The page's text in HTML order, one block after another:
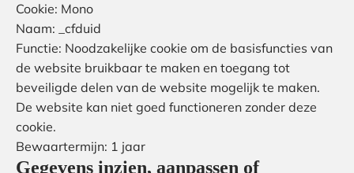
Cookie: Mono
Naam: _cfduid
Functie: Noodzakelijke cookie om de basisfuncties van
de website bruikbaar te maken en toegang tot
beveiligde delen van de website mogelijk te maken.
De website kan niet goed functioneren zonder deze
cookie.
Bewaartermijn: 1 jaar
Gegevens inzien, aanpassen of